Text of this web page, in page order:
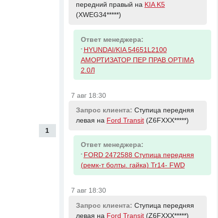
1
передний правый на KIA K5
(XWEG34*****)
Ответ менеджера:
- HYUNDAI/KIA 54651L2100
АМОРТИЗАТОР ПЕР ПРАВ OPTIMA
2.0Л
7 авг 18:30
Запрос клиента: Ступица передняя
левая на Ford Transit(Z6FXXX*****)
Ответ менеджера:
- FORD 2472588 Ступица передняя
(ремк-т болты. гайка) Tr14- FWD
7 авг 18:30
Запрос клиента: Ступица передняя
левая на Ford Transit(Z6FXXX*****)